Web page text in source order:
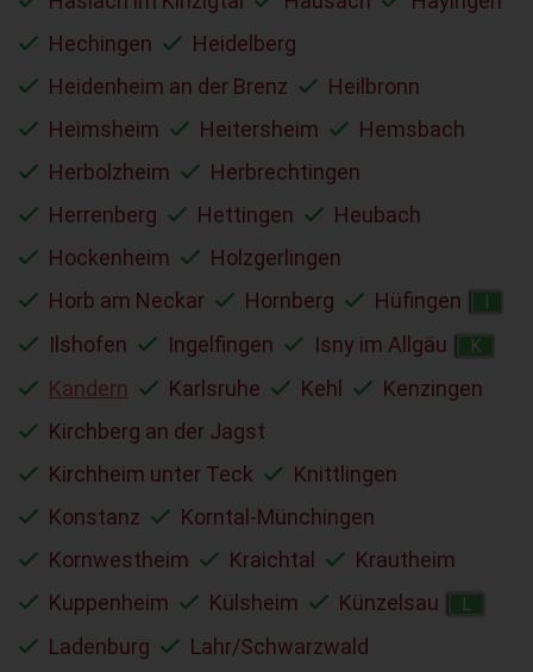
Hechingen
Heidelberg
Heidenheim an der Brenz
Heilbronn
Heimsheim
Heitersheim
Hemsbach
Herbolzheim
Herbrechtingen
Herrenberg
Hettingen
Heubach
Hockenheim
Holzgerlingen
Horb am Neckar
Hornberg Hüfingen
Ilshofen Ingelfingen Isny im Allgäu K
Kandern Karlsruhe Kehl
Kenzingen
Kirchberg an der Jagst
Kirchheim unter Teck
Knittlingen
Konstanz
Korntal-Münchingen
Kornwestheim
Kraichtal
Krautheim
Kuppenheim
Külsheim Künzelsau
Ladenburg
Lahr/Schwarzwald